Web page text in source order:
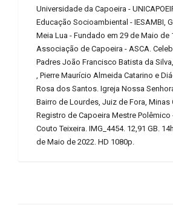
Universidade da Capoeira -
Educação Socioambiental - IESAMBI,
Meia Lua - Fundado em 29 de Maio de
Associação de Capoeira - ASCA.
Padres João Francisco Batista da
, Pierre Maurício Almeida Catarino e
Rosa dos Santos. Igreja Nossa
Bairro de Lourdes, Juiz de Fora, Minas
Registro de Capoeira Mestre
Couto Teixeira. IMG_4454. 12,91 GB.
de Maio de 2022. HD 1080p.